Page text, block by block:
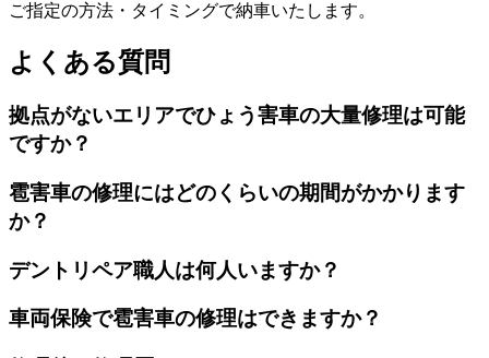
ご指定の方法・タイミングで納車いたします。
よくある質問
拠点がないエリアでひょう害車の大量修理は可能
ですか？
雹害車の修理にはどのくらいの期間がかかります
か？
デントリペア職人は何人いますか？
車両保険で雹害車の修理はできますか？